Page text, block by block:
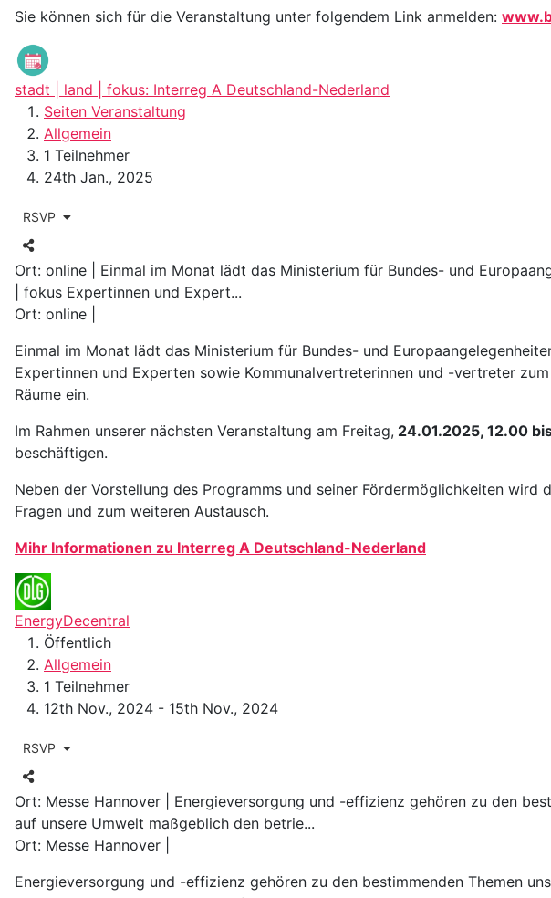
Sie können sich für die Veranstaltung unter folgendem Link anmelden:
stadt | land | fokus: Interreg A Deutschland-Nederland
Seiten Veranstaltung
Allgemein
1 Teilnehmer
24th Jan., 2025
RSVP
Ort: online | Einmal im Monat lädt das Ministerium für Bundes- und
| fokus Expertinnen und Expert...
Ort: online |
Einmal im Monat lädt das Ministerium für Bundes- und
Expertinnen und Experten sowie Kommunalvertreterinnen und -vertreter
Räume ein.
Im Rahmen unserer nächsten Veranstaltung am Freitag, 24.01.2025, 12.00
beschäftigen.
Neben der Vorstellung des Programms und seiner Fördermöglichkeiten
Fragen und zum weiteren Austausch.
Mihr Informationen zu Interreg A Deutschland-Nederland
EnergyDecentral
Öffentlich
Allgemein
1 Teilnehmer
12th Nov., 2024 - 15th Nov., 2024
RSVP
Ort: Messe Hannover | Energieversorgung und -effizienz gehören zu den
auf unsere Umwelt maßgeblich den betrie...
Ort: Messe Hannover |
Energieversorgung und -effizienz gehören zu den bestimmenden Themen